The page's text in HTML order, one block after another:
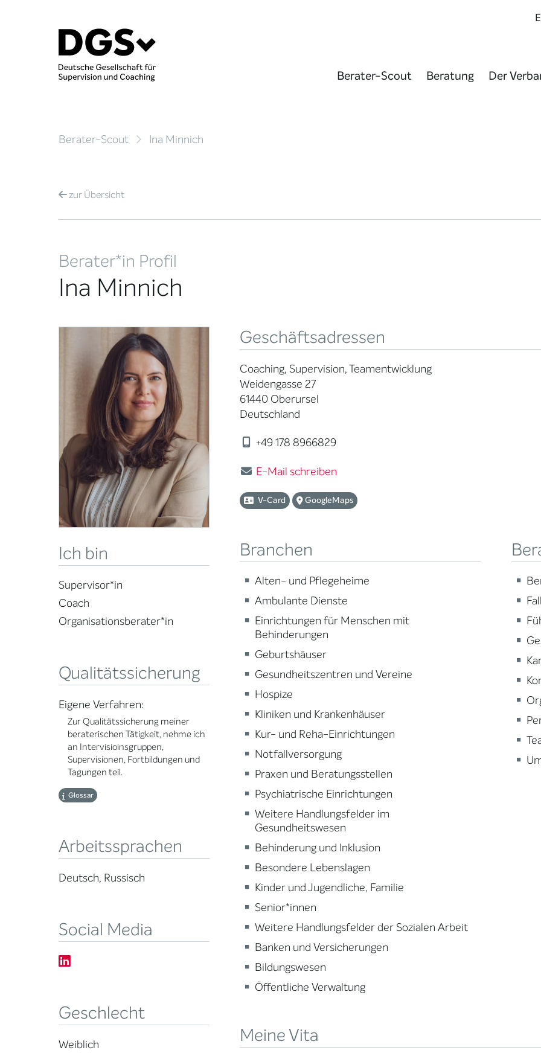
Berater-Scout Beratung Der
Berater-Scout Ina Minnich
zurÜbersicht
Berater*in Profil
Ina Minnich
Ich bin
Supervisor*in
Coach
Organisationsberater*in
Qualitätssicherung
Eigene Verfahren:
Zur Qualitätssicherung meiner
beraterischen Tätigkeit, nehme ich
an Intervisioinsgruppen,
Supervisionen, Fortbildungen und
Tagungen teil.
Glossar
Arbeitssprachen
Deutsch, Russisch
Social Media
Geschlecht
Weiblich
Geschäftsadressen
Coaching, Supervision, Teamentwicklung
Weidengasse 27
61440 Oberursel
Deutschland
+49 178 8966829
E-Mail schreiben
V-Card GoogleMaps
Branchen
Alten- und Pflegeheime
Ambulante Dienste
Einrichtungen für Menschen mit
Behinderungen
Geburtshäuser
Gesundheitszentren und Vereine
Hospize
Kliniken und Krankenhäuser
Kur- und Reha-Einrichtungen
Notfallversorgung
Praxen und Beratungsstellen
Psychiatrische Einrichtungen
Weitere Handlungsfelder im
Gesundheitswesen
Behinderung und Inklusion
Besondere Lebenslagen
Kinder und Jugendliche, Familie
Senior*innen
Weitere Handlungsfelder der Sozialen Arbeit
Banken und Versicherungen
Bildungswesen
Öffentliche Verwaltung
Meine Vita